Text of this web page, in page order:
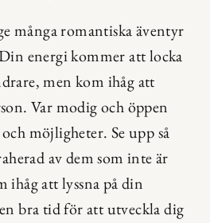
många romantiska äventyr
energi kommer att locka
men kom ihåg att
Var modig och öppen
möjligheter. Se upp så
av dem som inte är
ihåg att lyssna på din
bra tid för att utveckla dig